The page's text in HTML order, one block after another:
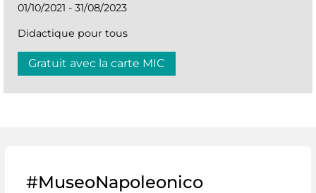
01/10/2021 - 31/08/2023
Didactique pour tous
Gratuit avec la carte MIC
#MuseoNapoleonico